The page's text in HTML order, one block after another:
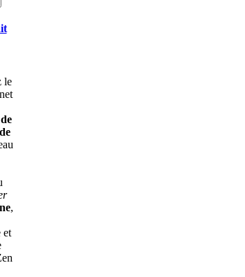
le
,
et